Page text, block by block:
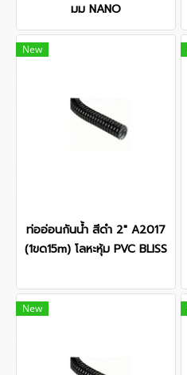
มม NANO
New
ท่ออ่อนกันน้ำ สีดำ 2" A2017
(1ขด15m) โลหะหุ้ม PVC BLISS
New